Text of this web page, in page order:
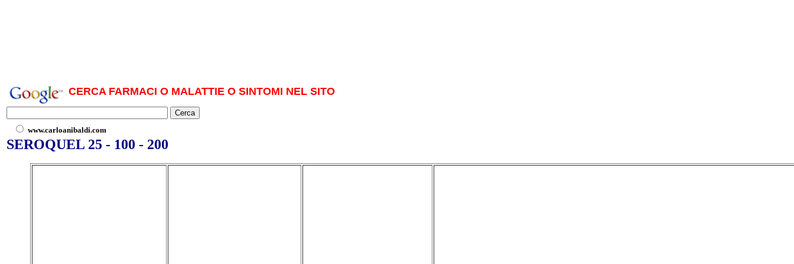
CERCA FARMACI O MALATTIE O SINTOMI NEL SITO
www.carloanibaldi.com
SEROQUEL 25 - 100 - 200